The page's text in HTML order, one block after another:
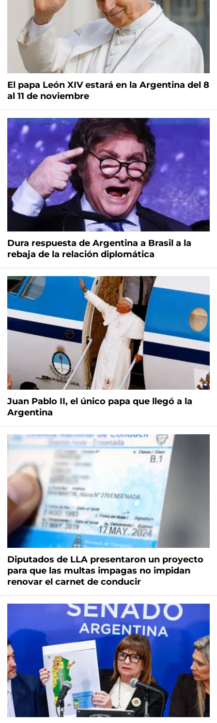
El papa León XIV estará en la Argentina del 8
al 11 de noviembre
Dura respuesta de Argentina a Brasil a la
rebaja de la relación diplomática
Juan Pablo II, el único papa que llegó a la
Argentina
Diputados de LLA presentaron un proyecto
para que las multas impagas no impidan
renovar el carnet de conducir